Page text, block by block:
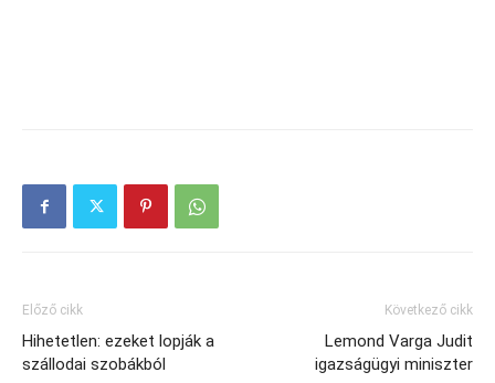
Előző cikk
Hihetetlen: ezeket lopják a
szállodai szobákból
Következő cikk
Lemond Varga Judit
igazságügyi miniszter